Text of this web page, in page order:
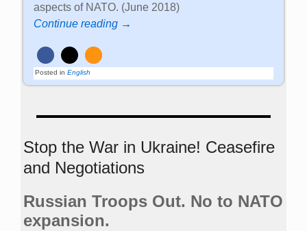
aspects of NATO. (June 2018)
Continue reading →
Posted in English
Stop the War in Ukraine! Ceasefire
and Negotiations
Russian Troops Out. No to NATO
expansion.